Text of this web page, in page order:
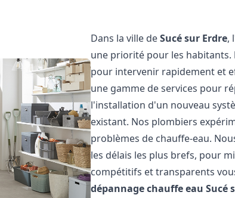
Dans la ville deSucé sur Erdre,
une priorité pour les
pour intervenir rapidement et
une gamme de services pour
l'installation d'un nouveau
existant. Nos plombiers
problèmes de chauffe-eau.
les délais les plus brefs, pour
compétitifs et transparents
dépannage chauffe eau Sucé